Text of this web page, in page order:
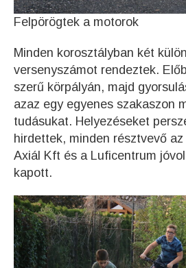
Felpörögtek a motorok
Minden korosztályban két
versenyszámot rendeztek.
szerű körpályán, majd
azaz egy egyenes szakaszon
tudásukat. Helyezéseket
hirdettek, minden résztvevő
Axiál Kft és a Luficentrum
kapott.